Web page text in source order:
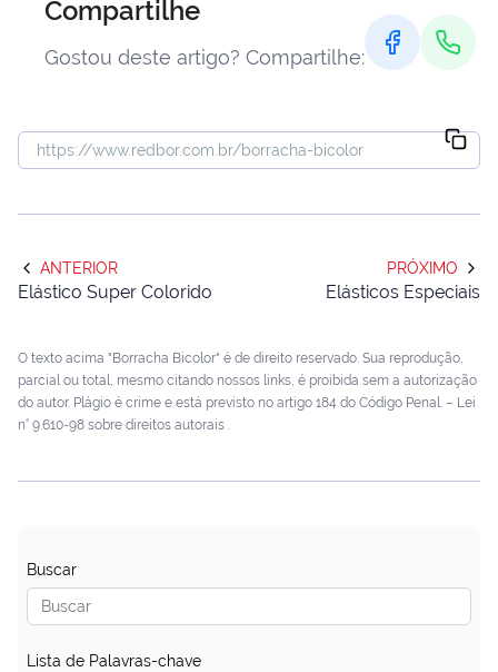
Compartilhe
Gostou deste artigo? Compartilhe:
ANTERIOR
Elástico Super Colorido
PRÓXIMO
Elásticos Especiais
O texto acima "Borracha Bicolor" é de direito reservado. Sua reprodução,
parcial ou total, mesmo citando nossos links, é proibida sem a autorização
do autor. Plágio é crime e está previsto no artigo 184 do Código Penal. – Lei
n° 9.610-98 sobre direitos autorais
Buscar
Lista de Palavras-chave